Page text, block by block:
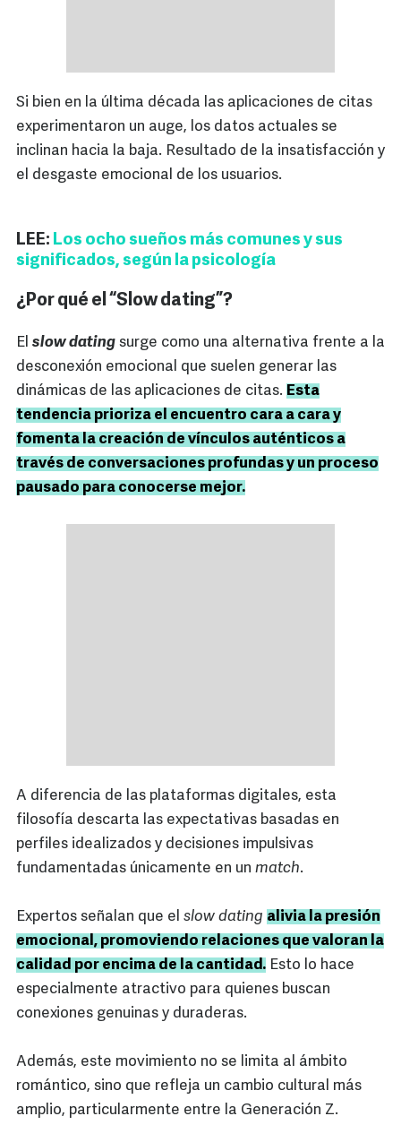
Si bien en la última década las aplicaciones de citas
experimentaron un auge, los datos actuales se
inclinan hacia la baja. Resultado de la insatisfacción y
el desgaste emocional de los usuarios.
LEE: Los ocho sueños más comunes y sus
significados, según la psicología
¿Por qué el “Slow dating”?
El slow dating surge como una alternativa frente a la
desconexión emocional que suelen generar las
dinámicas de las aplicaciones de citas. Esta
tendencia prioriza el encuentro cara a cara y
fomenta la creación de vínculos auténticos a
través de conversaciones profundas y un proceso
pausado para conocerse mejor.
A diferencia de las plataformas digitales, esta
filosofía descarta las expectativas basadas en
perfiles idealizados y decisiones impulsivas
fundamentadas únicamente en un match.
Expertos señalan que el slow dating alivia la presión
emocional, promoviendo relaciones que valoran la
calidad por encima de la cantidad. Esto lo hace
especialmente atractivo para quienes buscan
conexiones genuinas y duraderas.
Además, este movimiento no se limita al ámbito
romántico, sino que refleja un cambio cultural más
amplio, particularmente entre la Generación Z.